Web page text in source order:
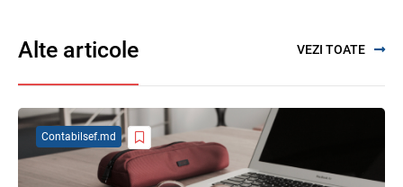
Se propune modificarea Legii auditului —
SFS a anunțat programul de seminare
pentru luna august 2026
Alte articole VEZI TOATE
Contabilsef.md